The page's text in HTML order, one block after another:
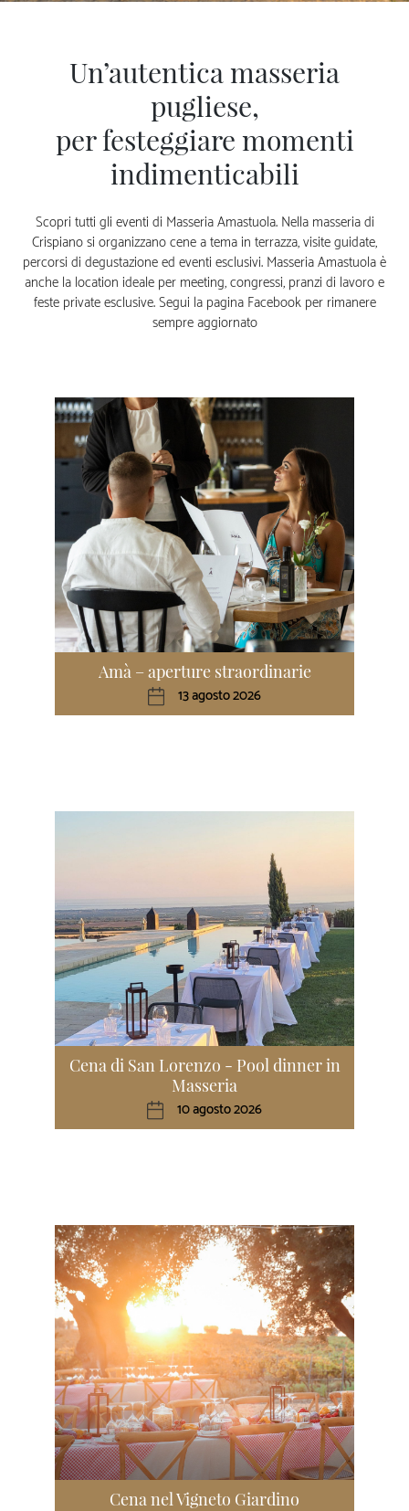
Un’autentica masseria
pugliese,
per festeggiare momenti
indimenticabili
Scopri tutti gli eventi di Masseria Amastuola. Nella masseria di
Crispiano si organizzano cene a tema in terrazza, visite guidate,
percorsi di degustazione ed eventi esclusivi. Masseria Amastuola è
anche la location ideale per meeting, congressi, pranzi di lavoro e
feste private esclusive. Segui la pagina Facebook per rimanere
sempre aggiornato
Amà – aperture straordinarie
13 agosto 2026
Cena di San Lorenzo - Pool dinner in
Masseria
10 agosto 2026
Cena nel Vigneto Giardino